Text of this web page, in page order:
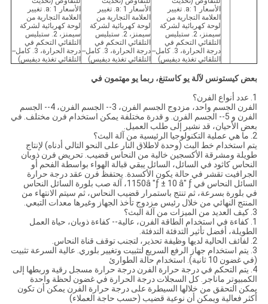
الأسعار a: 1. تغيير
العلامة التجارية من
لوحة كهربائية لشركة
سيمنز، 2. ستبليس
التلقائي التحكم في
درجة الحرارة، 3. كامل--
التلقائي تغذية ديفيس)
الأسعار a: 1. تغيير
العلامة التجارية من
لوحة كهربائية لشركة
سيمنز، 2. ستبليس
التلقائي التحكم في
درجة الحرارة، 3. كامل--
التلقائي تغذية ديفيس)
الأسعار a: 1. تغيير
العلامة التجارية من
لوحة كهربائية لشركة
سيمنز، 2. ستبليس
التلقائي التحكم في
درجة الحرارة، 3. كامل--
التلقائي تغذية ديفيس)
بعض كيستونس لآلة يو كاستنغ، ربما يو مهتمون في
1. عدد أنواع الفرن؟
الفرن الجسم واحد، مزدوج الجسم الفرن، 3-- الجسم الفرن، 4-- الجسم
الفرن و 5-- الجسم الفرن. و قدرة مختلفة يمكن استخدام فرن مختلف. في
بعض الأحيان، قد نشير إلى طلب العميل.
2. ما هي عملية التكنولوجيا الرئيسية من آلة البث؟
يتم استخدام خط البث (وحدة لاطلاق النار على النحو التالي أدناه) لإنتاج
طويلة ومشرقة الأكسجين خالية من النحاس قضيب. تحريض فرن ذوبان
النحاس كاثود في السائل، السائل يبقي قبالة الهواء بواسطة الفحم أو
الجرافيت تقشر في حالة يكون الأكسدة. يحتفظ فرن عقد درجة حرارة
السائل النحاس في 1150â "ƒ ± 10 â" ƒ، آلة صب بلورة السائل النحاس
في بلورة بسرعة، ثم تنتج باستمرار قضيب النحاس، ثم سيتم الانتهاء من
المنتج النهائي من خلال رئيس مزدوج تأخذ الجهاز وغيرها معدات التبعي.
3. كيف العديد من الميزات من آلة البث؟
1. كفاءة في استخدام الطاقة الفرن، عالية-- كفاءة ذوبان، حياة العمل
الطويلة، أفضل تأثير التدفئة التدفئة.
2. لفائف الحالية لديها وظيفة تحذير، لتجنب توقف قناة النحاس.
3. يتم استخدام جهاز الرفع السريع لتثبيت وتغيير بلوري. عالية السرعة تثبيت
(في غضون 10 ثانية). استخدام حالة الطوارئ
4. يتم التحكم في درجة حرارة الفرن درجة حرارة مسجل رقية وربطها إلى
الكمبيوتر ماناجر. كل السجلات درجة الحرارة في غضون لحظة واحدة
يمكن التحقق من خلالها السيطرة على درجة حرارة الفرن يمكن أن تكون
أكثر فعالية ويمكن أن نوعية قضيب (حسب حاجة العملاء)